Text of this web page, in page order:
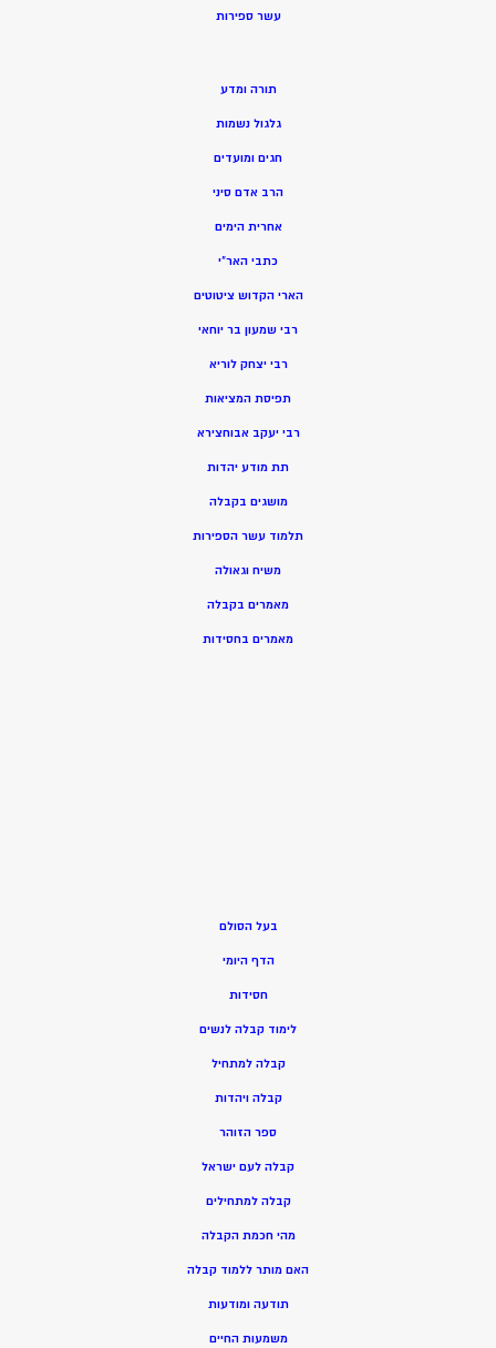
עשר ספירות
תורה ומדע
גלגול נשמות
חגים ומועדים
הרב אדם סיני
אחרית הימים
כתבי האר”י
הארי הקדוש ציטוטים
רבי שמעון בר יוחאי
רבי יצחק לוריא
תפיסת המציאות
רבי יעקב אבוחצירא
תת מודע יהדות
מושגים בקבלה
תלמוד עשר הספירות
משיח וגאולה
מאמרים בקבלה
מאמרים בחסידות
בעל הסולם
הדף היומי
חסידות
לימוד קבלה לנשים
קבלה למתחיל
קבלה ויהדות
ספר הזוהר
קבלה לעם ישראל
קבלה למתחילים
מהי חכמת הקבלה
האם מותר ללמוד קבלה
תודעה ומודעות
משמעות החיים